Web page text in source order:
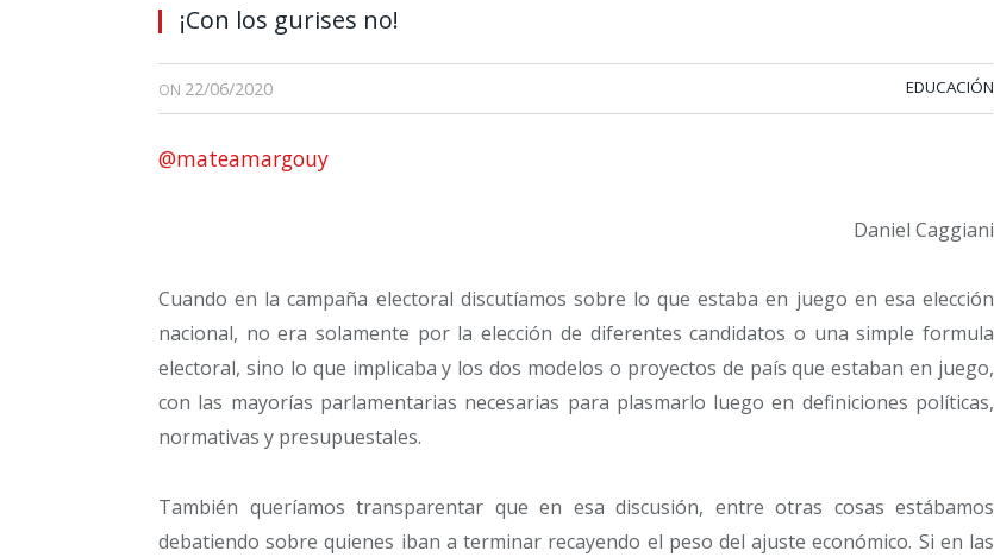
¡Con los gurises no!
ON 22/06/2020 EDUCACIÓN
@mateamargouy
Daniel Caggiani
Cuando en la campaña electoral discutíamos sobre lo que estaba en juego en esa elección
nacional, no era solamente por la elección de diferentes candidatos o una simple formula
electoral, sino lo que implicaba y los dos modelos o proyectos de país que estaban en juego,
con las mayorías parlamentarias necesarias para plasmarlo luego en definiciones políticas,
normativas y presupuestales.
También queríamos transparentar que en esa discusión, entre otras cosas estábamos
debatiendo sobre quienes iban a terminar recayendo el peso del ajuste económico. Si en las